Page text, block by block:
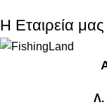
Η Εταιρεία μας
Λ.